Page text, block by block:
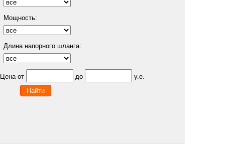
Мощность:
Длина напорного шланга:
Цена от до у.е.